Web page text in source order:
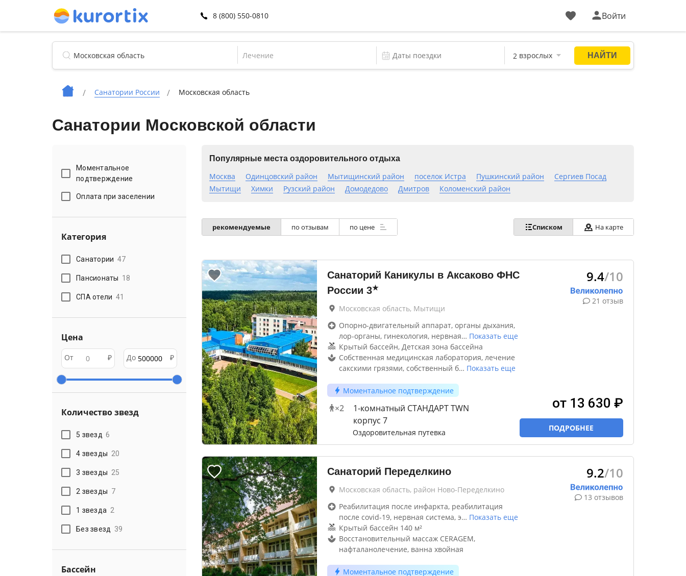
8 (800) 550-0810 Войти
Лечение
Санатории России Московская область
Санатории Московской области
Моментальное
подтверждение
Оплата при заселении
Категория
Санатории 47
Пансионаты 18
СПА отели 41
Цена
От ₽ До ₽
Количество звезд
5 звезд 6
4 звезды 20
3 звезды 25
2 звезды 7
1 звезда 2
Без звезд 39
Бассейн
Популярные места оздоровительного отдыха
Москва Одинцовский район Мытищинский район поселок Истра Пушкинский район
Сергиев Посад
Мытищи
Химки Рузский район Домодедово Дмитров Коломенский район
рекомендуемые по отзывам по цене Списком На карте
Санаторий Каникулы в Аксаково ФНС
России 3★
Московская область, Мытищи
Опорно-двигательный аппарат, органы дыхания,
лор-органы, гинекология, нервная… Показать еще
Крытый бассейн, Детская зона бассейна
Собственная медицинская лаборатория, лечение
сакскими грязями, собственный б… Показать еще
Моментальное подтверждение
×2
1-комнатный СТАНДАРТ TWN
корпус 7
Оздоровительная путевка
9.4/10
21 отзыв
от 13 630 ₽
ПОДРОБНЕЕ
Санаторий Переделкино
Московская область, район Ново-Переделкино
Реабилитация после инфаркта, реабилитация
после covid-19, нервная система, э… Показать еще
Крытый бассейн 140 м²
Восстановительный массаж CERAGEM,
нафталанолечение, ванна хвойная
Моментальное подтверждение
9.2/10
13 отзывов